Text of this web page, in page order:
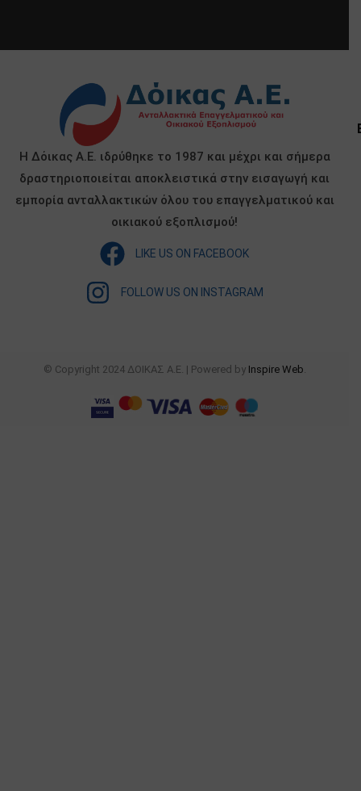
Η Δόικας Α.Ε. ιδρύθηκε το 1987 και μέχρι και σήμερα
δραστηριοποιείται αποκλειστικά στην εισαγωγή και
εμπορία ανταλλακτικών όλου του επαγγελματικού και
οικιακού εξοπλισμού!
LIKE US ON FACEBOOK
FOLLOW US ON INSTAGRAM
© Copyright 2024 ΔΟΙΚΑΣ Α.Ε. | Powered by Inspire Web.